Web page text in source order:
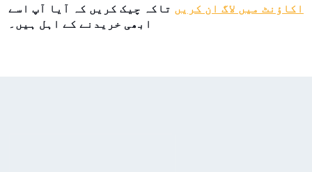
اکاؤنٹ میں لاگ ان کریں تاکہ چیک کریں کہ آیا آپ اسے
ابھی خریدنے کے اہل ہیں۔